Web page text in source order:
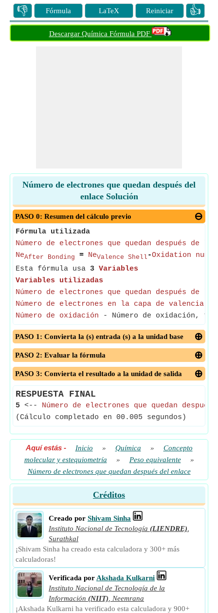
👎 Fórmula LaTeX Reiniciar 👍
Descargar Química Fórmula PDF
Número de electrones que quedan después del
enlace Solución
PASO 0: Resumen del cálculo previo
Fórmula utilizada
Número de electrones que quedan después de la
NeAfter Bonding = NeValence Shell -Oxidation
Esta fórmula usa 3 Variables
Variables utilizadas
Número de electrones que quedan después de la
Número de electrones en la capa de valencia
Número de oxidación - Número de oxidación,
PASO 1: Convierta la (s) entrada (s) a la unidad base
PASO 2: Evaluar la fórmula
PASO 3: Convierta el resultado a la unidad de salida
RESPUESTA FINAL
5 <-- Número de electrones que quedan
(Cálculo completado en 00.005 segundos)
Aquí estás- Inicio » Química »
Concepto
molecular y estequiometría
» Peso equivalente
»
Número de electrones que quedan después del enlace
Créditos
Creado por Shivam Sinha
Instituto Nacional de Tecnología (LIENDRE)
Surathkal
¡Shivam Sinha ha creado esta calculadora y 300+ más
calculadoras!
Verificada por Akshada Kulkarni
Instituto Nacional de Tecnología de la
Información (NIIT)
Neemrana
¡Akshada Kulkarni ha verificado esta calculadora y 900+